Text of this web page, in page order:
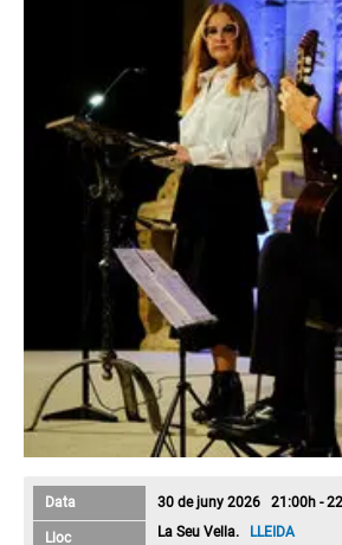
Data 30 de juny 2026 21:00h -
Lloc La Seu Vella. LLEIDA